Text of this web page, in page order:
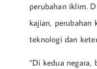
perubahan iklim.
kajian, perubahan
teknologi dan
“Di kedua negara,